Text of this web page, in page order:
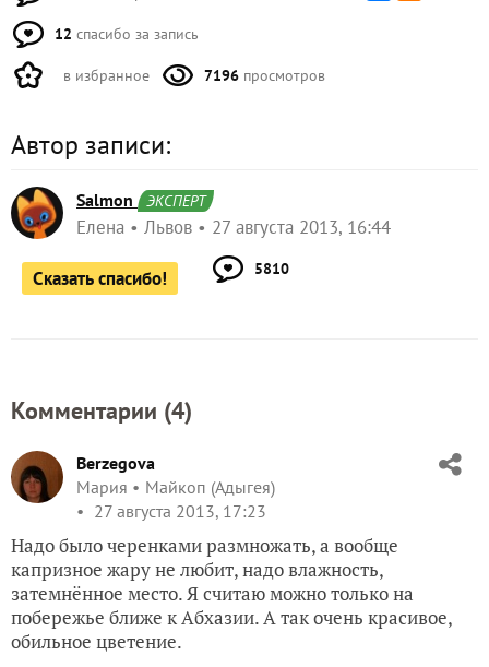
12 спасибо за запись
в избранное 7196 просмотров
Автор записи:
Salmon ЭКСПЕРТ
Елена Львов 27 августа 2013, 16:44
Сказать спасибо! 5810
Комментарии (4)
Berzegova
Мария
Майкоп (Адыгея)
27 августа 2013, 17:23
Надо было черенками размножать, а вообще
капризное жару не любит, надо влажность,
затемнённое место. Я считаю можно только на
побережье ближе к Абхазии. А так очень красивое,
обильное цветение.